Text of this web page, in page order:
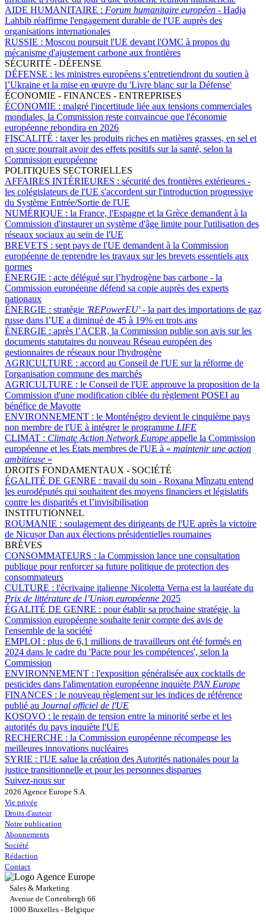
AIDE HUMANITAIRE : Forum humanitaire européen - Hadja
Lahbib réaffirme l'engagement durable de l'UE auprès des
organisations internationales
RUSSIE : Moscou poursuit l'UE devant l'OMC à propos du
mécanisme d'ajustement carbone aux frontières
SÉCURITÉ - DÉFENSE
DÉFENSE : les ministres européens s’entretiendront du soutien à
l’Ukraine et la mise en œuvre du 'Livre blanc sur la Défense'
ÉCONOMIE - FINANCES - ENTREPRISES
ÉCONOMIE : malgré l'incertitude liée aux tensions commerciales
mondiales, la Commission reste convaincue que l'économie
européenne rebondira en 2026
FISCALITÉ : taxer les produits riches en matières grasses, en sel et
en sucre pourrait avoir des effets positifs sur la santé, selon la
Commission européenne
POLITIQUES SECTORIELLES
AFFAIRES INTÉRIEURES : sécurité des frontières extérieures -
les colégislateurs de l'UE s'accordent sur l'introduction progressive
du Système Entrée/Sortie de l'UE
NUMÉRIQUE : la France, l'Espagne et la Grèce demandent à la
Commission d'instaurer un système d'âge limite pour l'utilisation des
réseaux sociaux au sein de l'UE
BREVETS : sept pays de l'UE demandent à la Commission
européenne de reprendre les travaux sur les brevets essentiels aux
normes
ÉNERGIE : acte délégué sur l’hydrogène bas carbone - la
Commission européenne défend sa copie auprès des experts
nationaux
ÉNERGIE : stratégie 'REPowerEU' - la part des importations de gaz
russe dans l’UE a diminué de 45 à 19% en trois ans
ÉNERGIE : après l’ACER, la Commission publie son avis sur les
documents statutaires du nouveau Réseau européen des
gestionnaires de réseaux pour l'hydrogène
AGRICULTURE : accord au Conseil de l'UE sur la réforme de
l'organisation commune des marchés
AGRICULTURE : le Conseil de l'UE approuve la proposition de la
Commission d'une modification ciblée du règlement POSEI au
bénéfice de Mayotte
ENVIRONNEMENT : le Monténégro devient le cinquième pays
non membre de l'UE à intégrer le programme LIFE
CLIMAT : Climate Action Network Europe appelle la Commission
européenne et les États membres de l'UE à « maintenir une action
ambitieuse »
DROITS FONDAMENTAUX - SOCIÉTÉ
ÉGALITÉ DE GENRE : travail du soin - Roxana Mînzatu entend
les eurodéputés qui souhaitent des moyens financiers et législatifs
contre les disparités et l’invisibilisation
INSTITUTIONNEL
ROUMANIE : soulagement des dirigeants de l'UE après la victoire
de Nicușor Dan aux élections présidentielles roumaines
BRÈVES
CONSOMMATEURS : la Commission lance une consultation
publique pour renforcer sa future politique de protection des
consommateurs
CULTURE : l'écrivaine italienne Nicoletta Verna est la lauréate du
Prix de littérature de l’Union européenne 2025
ÉGALITÉ DE GENRE : pour établir sa prochaine stratégie, la
Commission européenne souhaite tenir compte des avis de
l'ensemble de la société
EMPLOI : plus de 6,1 millions de travailleurs ont été formés en
2024 dans le cadre du 'Pacte pour les compétences', selon la
Commission
ENVIRONNEMENT : l'exposition généralisée aux cocktails de
pesticides dans l'alimentation européenne inquiète PAN Europe
FINANCES : le nouveau règlement sur les indices de référence
publié au Journal officiel de l'UE
KOSOVO : le regain de tension entre la minorité serbe et les
autorités du pays inquiète l'UE
RECHERCHE : la Commission européenne récompense les
meilleures innovations nucléaires
SYRIE : l'UE salue la création des Autorités nationales pour la
justice transitionnelle et pour les personnes disparues
Suivez-nous sur
2026 Agence Europe S.A.
Vie privée
Droits d'auteur
Notre publication
Abonnements
Société
Rédaction
Contact
Sales & Marketing
Avenue de Cortenbergh 66
1000 Bruxelles - Belgique